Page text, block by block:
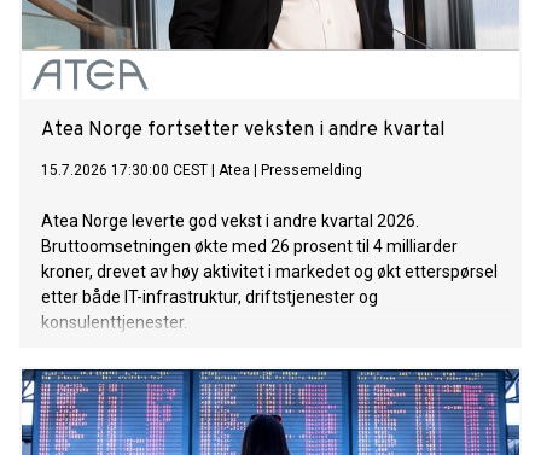
Atea Norge fortsetter veksten i andre kvartal
15.7.2026 17:30:00 CEST Atea Pressemelding
Atea Norge leverte god vekst i andre kvartal 2026.
Bruttoomsetningen økte med 26 prosent til 4 milliarder
kroner, drevet av høy aktivitet i markedet og økt etterspørsel
etter både IT-infrastruktur, driftstjenester og
konsulenttjenester.